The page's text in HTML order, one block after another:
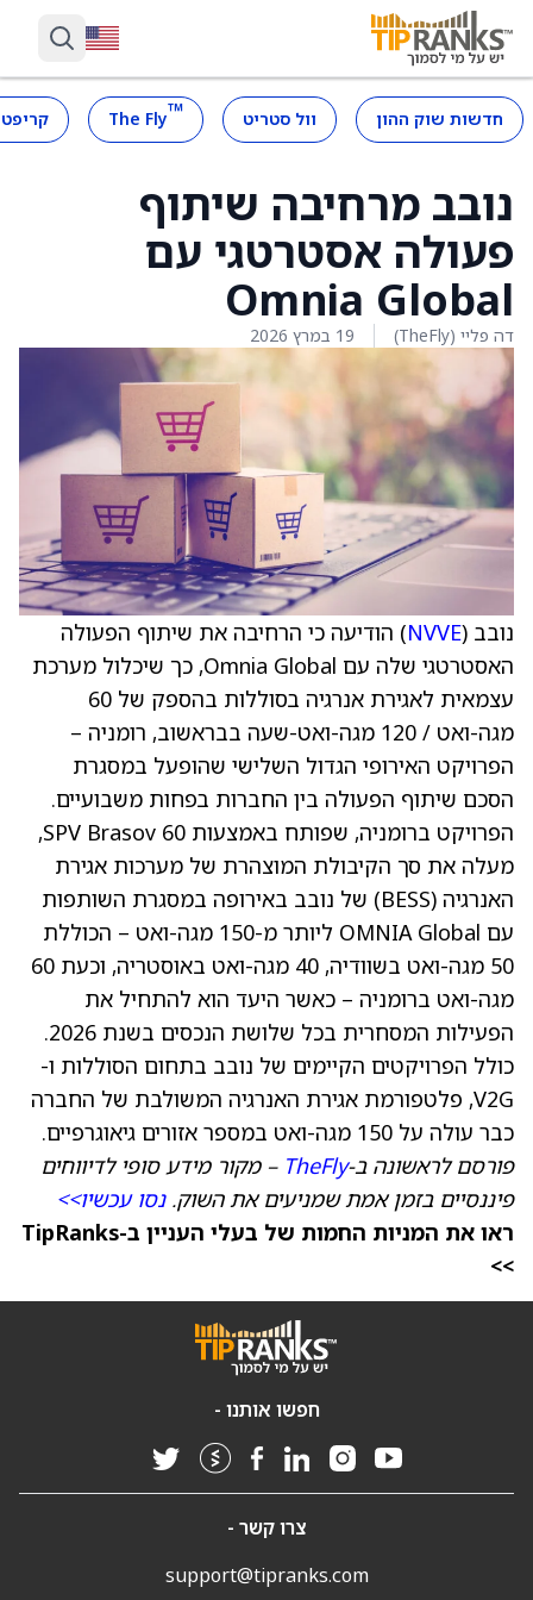
חדשות שוק ההון וול סטריט ™
The Fly
נובב מרחיבה שיתוף
פעולה אסטרטגי עם
Omnia Global
דה פליי (TheFly) 19 במרץ 2026
נובב (NVVE) הודיעה כי הרחיבה את שיתוף הפעולה
האסטרטגי שלה עם Omnia Global, כך שיכלול מערכת
עצמאית לאגירת אנרגיה בסוללות בהספק של 60
מגה-ואט / 120 מגה-ואט-שעה בבראשוב, רומניה –
הפרויקט האירופי הגדול השלישי שהופעל במסגרת
הסכם שיתוף הפעולה בין החברות בפחות משבועיים.
הפרויקט ברומניה, שפותח באמצעות SPV Brasov 60,
מעלה את סך הקיבולת המוצהרת של מערכות אגירת
האנרגיה (BESS) של נובב באירופה במסגרת השותפות
עם OMNIA Global ליותר מ-150 מגה-ואט – הכוללת
50 מגה-ואט בשוודיה, 40 מגה-ואט באוסטריה, וכעת 60
מגה-ואט ברומניה – כאשר היעד הוא להתחיל את
הפעילות המסחרית בכל שלושת הנכסים בשנת 2026.
כולל הפרויקטים הקיימים של נובב בתחום הסוללות ו-
V2G, פלטפורמת אגירת האנרגיה המשולבת של החברה
כבר עולה על 150 מגה-ואט במספר אזורים גיאוגרפיים.
פורסם לראשונה ב-TheFly – מקור מידע סופי לדיווחים
פיננסיים בזמן אמת שמניעים את השוק.נסו עכשיו>>
ראו את המניות החמות של בעלי העניין ב-TipRanks
>>
חפשו אותנו -
צרו קשר -
support@tipranks.com